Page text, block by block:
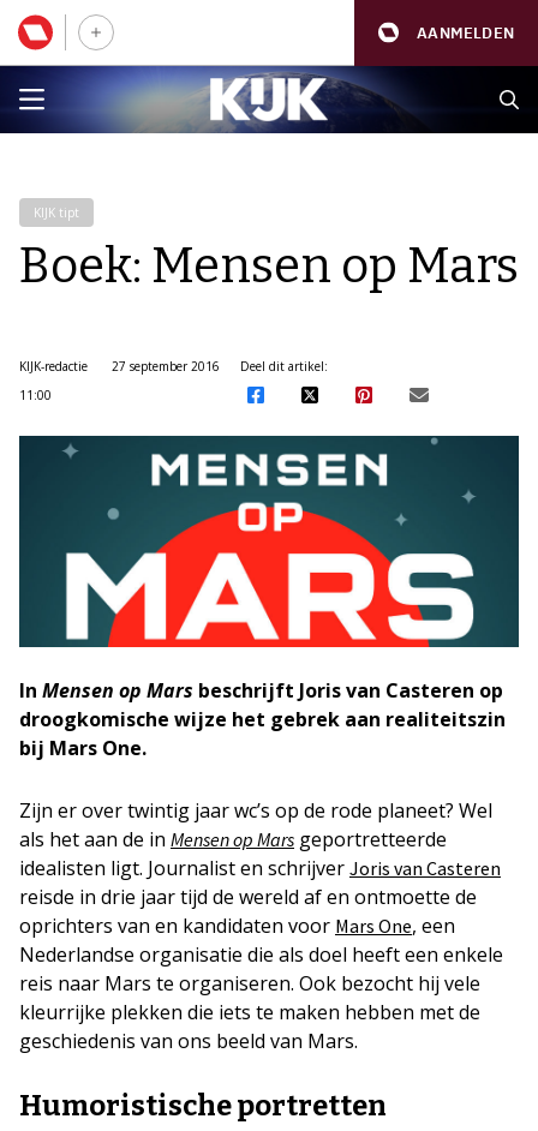
AANMELDEN
KIJK tipt
Boek: Mensen op Mars
KIJK-redactie
27 september 2016
11:00
Deel dit artikel:
In Mensen op Mars beschrijft Joris van Casteren op
droogkomische wijze het gebrek aan realiteitszin
bij Mars One.
Zijn er over twintig jaar wc’s op de rode planeet? Wel
als het aan de in Mensen op Mars geportretteerde
idealisten ligt. Journalist en schrijver Joris van Casteren
reisde in drie jaar tijd de wereld af en ontmoette de
oprichters van en kandidaten voor Mars One, een
Nederlandse organisatie die als doel heeft een enkele
reis naar Mars te organiseren. Ook bezocht hij vele
kleurrijke plekken die iets te maken hebben met de
geschiedenis van ons beeld van Mars.
Humoristische portretten